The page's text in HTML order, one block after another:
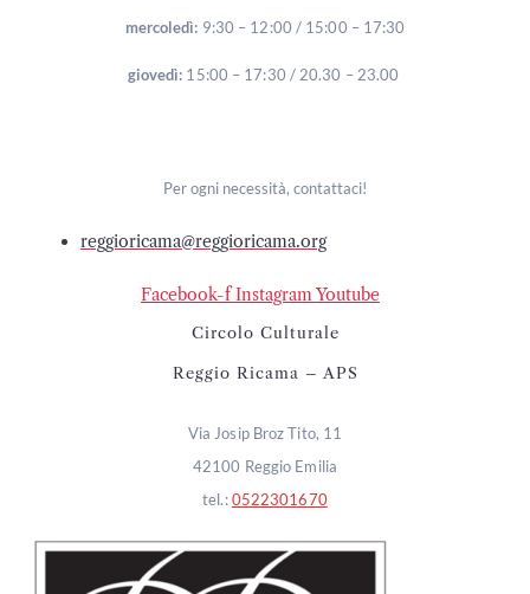
mercoledì: 9:30 – 12:00 / 15:00 – 17:30
giovedì: 15:00 – 17:30 / 20.30 – 23.00
Per ogni necessità, contattaci!
reggioricama@reggioricama.org
Facebook-f InstagramYoutube
Circolo Culturale
Reggio Ricama – APS
Via Josip Broz Tito, 11
42100 Reggio Emilia
tel.:0522301670